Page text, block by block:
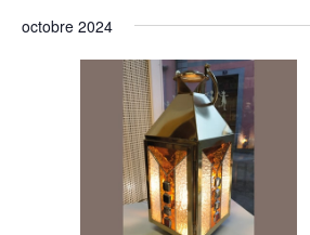
octobre 2024